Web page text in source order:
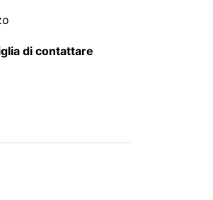
di contattare